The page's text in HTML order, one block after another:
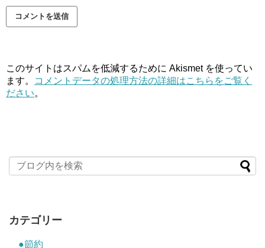
このサイトはスパムを低減するために Akismet を使ってい
ます。
コメントデータの処理方法の詳細はこちらをご覧く
ださい。
カテゴリー
●節約